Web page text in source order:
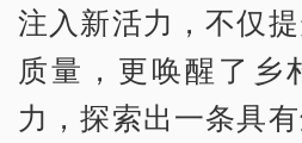
注入新活力，不仅
质量，更唤醒了乡
力，探索出一条具